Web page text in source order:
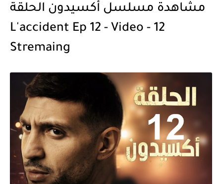
مشاهدة مسلسل أكسيدون الحلقة
12 - L'accident Ep 12 - Video
Stremaing